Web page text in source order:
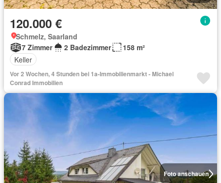
120.000 €
Schmelz, Saarland
7 Zimmer
2 Badezimmer
158 m²
Keller
Vor 2 Wochen, 4 Stunden bei 1a-Immobilienmarkt - Michael
Conrad Immobilien
Foto anschauen